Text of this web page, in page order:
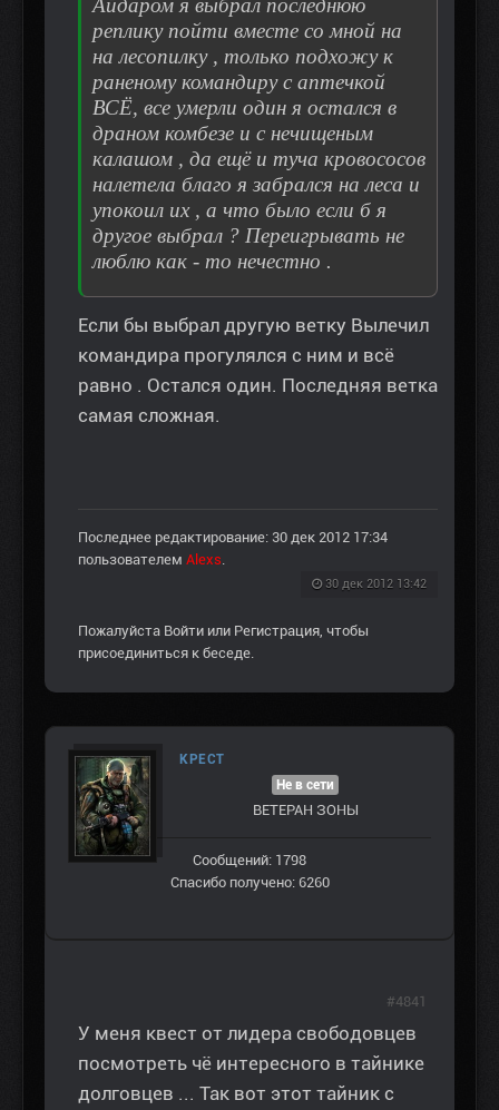
реплику пойти вместе со мной на
на лесопилку , только подхожу к
раненому командиру с аптечкой
ВСЁ, все умерли один я остался в
драном комбезе и с нечищеным
калашом , да ещё и туча кровососов
налетела благо я забрался на леса и
упокоил их , а что было если б я
другое выбрал ? Переигрывать не
люблю как - то нечестно .
Если бы выбрал другую ветку Вылечил
командира прогулялся с ним и всё
равно . Остался один. Последняя ветка
самая сложная.
Последнее редактирование: 30 дек 2012 17:34
пользователем Alexs
30 дек 2012 13:42
Пожалуйста Войти или Регистрация , чтобы
присоединиться к беседе.
КРЕСТ
Не в сети
ВЕТЕРАН ЗOНЫ
Сообщений: 1798
Спасибо получено: 6260
У меня квест от лидера свободовцев
посмотреть чё интересного в тайнике
долговцев ... Так вот этот тайник с
#4841